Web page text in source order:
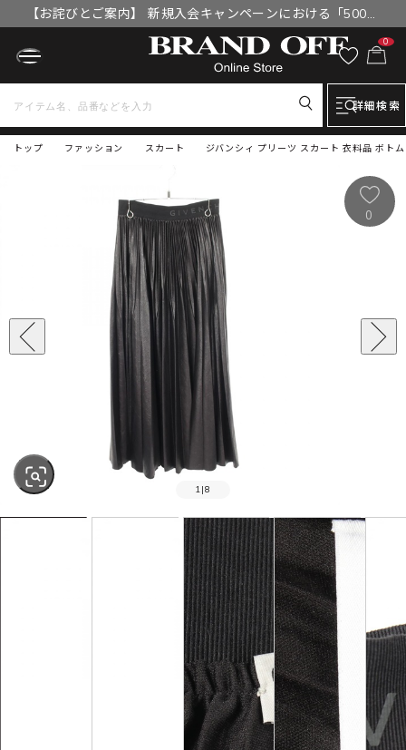
【お詫びとご案内】 新規入会キャンペーンにおける「500円
OFFクーポン」付与漏れと補填について
0
詳細検索
トップ ジバンシィ プリーツ スカート 衣料品 ボト
ファッション スカート
SOLD OUT
1 |8
0